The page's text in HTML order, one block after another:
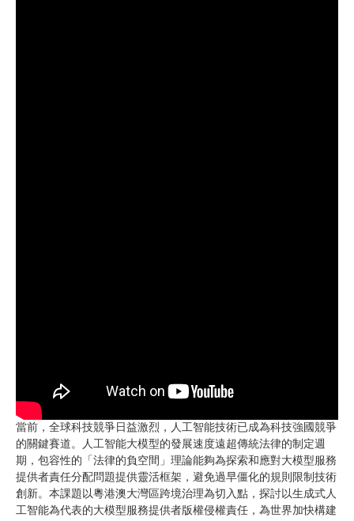
當前，全球科技競爭日益激烈，人工智能技術已成為科技強國競爭
的關鍵賽道。人工智能大模型的發展速度遠超傳統法律的制定週
期，包容性的「法律的負空間」理論能夠為探索和應對大模型服務
提供者責任分配問題提供靈活框架，避免過早僵化的規則限制技術
創新。本課題以粵港澳⼤灣區跨境治理為切⼊點，探討以生成式人
工智能為代表的大模型服務提供者版權侵權責任，為世界加快構建